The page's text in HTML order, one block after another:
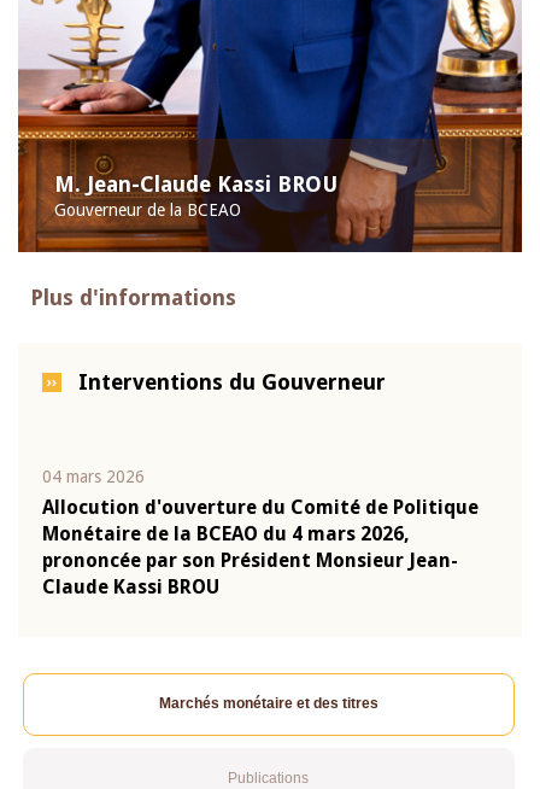
M. Jean-Claude Kassi BROU
Gouverneur de la BCEAO
Plus d'informations
Interventions du Gouverneur
04 mars 2026
Allocution d'ouverture du Comité de Politique
Monétaire de la BCEAO du 4 mars 2026,
prononcée par son Président Monsieur Jean-
Claude Kassi BROU
Marchés monétaire et des titres
Publications